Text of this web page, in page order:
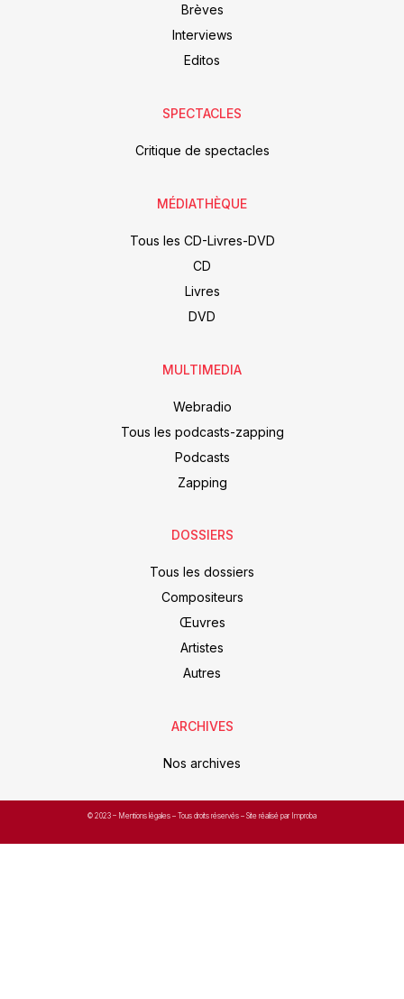
Brèves
Interviews
Editos
SPECTACLES
Critique de spectacles
MÉDIATHÈQUE
Tous les CD-Livres-DVD
CD
Livres
DVD
MULTIMEDIA
Webradio
Tous les podcasts-zapping
Podcasts
Zapping
DOSSIERS
Tous les dossiers
Compositeurs
Œuvres
Artistes
Autres
ARCHIVES
Nos archives
© 2023 – Mentions légales – Tous droits réservés – Site réalisé par Improba